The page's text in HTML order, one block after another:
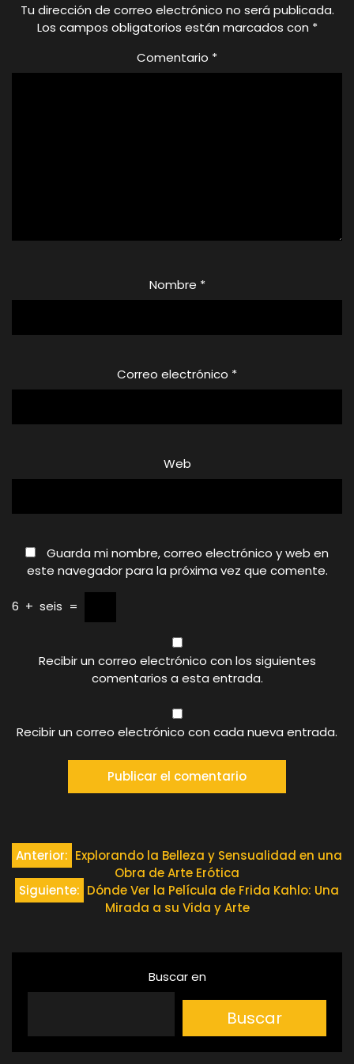
Tu dirección de correo electrónico no será publicada.
Los campos obligatorios están marcados con *
Comentario *
Nombre *
Correo electrónico *
Web
Guarda mi nombre, correo electrónico y web en
este navegador para la próxima vez que comente.
6 + seis =
Recibir un correo electrónico con los siguientes
comentarios a esta entrada.
Recibir un correo electrónico con cada nueva entrada.
Navegación
de
Anterior: Explorando la Belleza y Sensualidad en una
Obra de Arte Erótica
Siguiente: Dónde Ver la Película de Frida Kahlo: Una
Mirada a su Vida y Arte
Buscar en
Buscar